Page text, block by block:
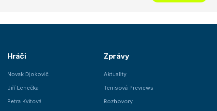
Hráči
Novak Djokovič
Jiří Lehečka
Petra Kvitová
Zprávy
Aktuality
Tenisová Previews
Rozhovory